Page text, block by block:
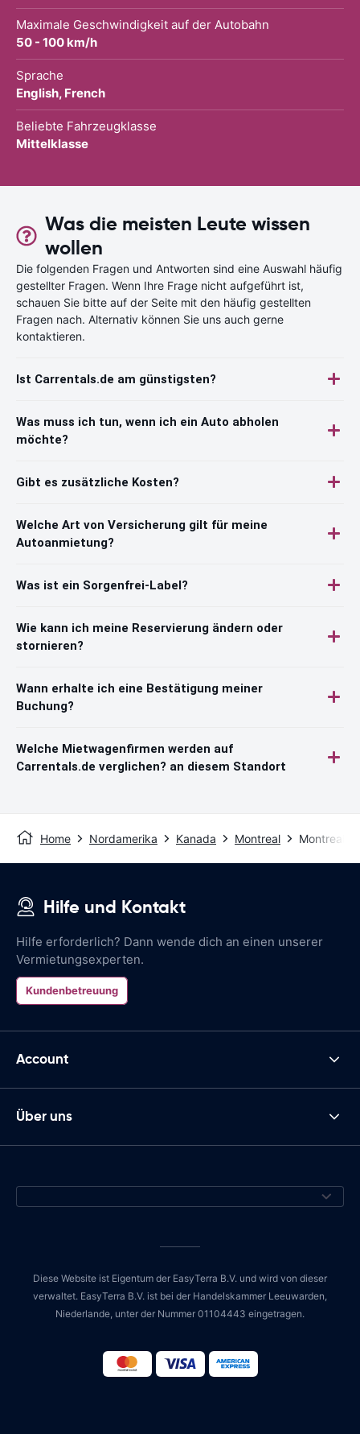
Maximale Geschwindigkeit auf der Autobahn
50 - 100 km/h
Sprache
English, French
Beliebte Fahrzeugklasse
Mittelklasse
Was die meisten Leute wissen
wollen
Die folgenden Fragen und Antworten sind eine Auswahl häufig
gestellter Fragen. Wenn Ihre Frage nicht aufgeführt ist,
schauen Sie bitte auf der Seite mit den häufig gestellten
Fragen nach. Alternativ können Sie uns auch gerne
kontaktieren.
Ist Carrentals.de am günstigsten?
Was muss ich tun, wenn ich ein Auto abholen
möchte?
Gibt es zusätzliche Kosten?
Welche Art von Versicherung gilt für meine
Autoanmietung?
Was ist ein Sorgenfrei-Label?
Wie kann ich meine Reservierung ändern oder
stornieren?
Wann erhalte ich eine Bestätigung meiner
Buchung?
Welche Mietwagenfirmen werden auf
Carrentals.de verglichen? an diesem Standort
Home Nordamerika Kanada Montreal Montreal
Hilfe und Kontakt
Hilfe erforderlich? Dann wende dich an einen unserer
Vermietungsexperten.
Kundenbetreuung
Account
Über uns
Diese Website ist Eigentum der EasyTerra B.V. und wird von dieser
verwaltet. EasyTerra B.V. ist bei der Handelskammer Leeuwarden,
Niederlande, unter der Nummer 01104443 eingetragen.